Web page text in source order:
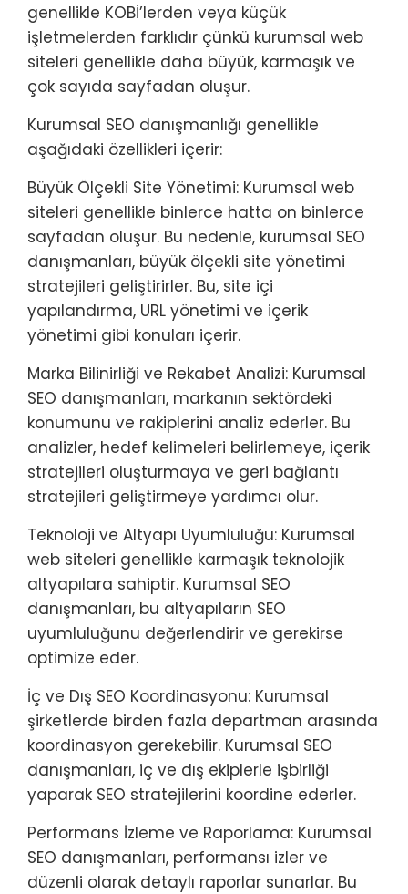
genellikle KOBİ’lerden veya küçük
işletmelerden farklıdır çünkü kurumsal web
siteleri genellikle daha büyük, karmaşık ve
çok sayıda sayfadan oluşur.
Kurumsal SEO danışmanlığı genellikle
aşağıdaki özellikleri içerir:
Büyük Ölçekli Site Yönetimi: Kurumsal web
siteleri genellikle binlerce hatta on binlerce
sayfadan oluşur. Bu nedenle, kurumsal SEO
danışmanları, büyük ölçekli site yönetimi
stratejileri geliştirirler. Bu, site içi
yapılandırma, URL yönetimi ve içerik
yönetimi gibi konuları içerir.
Marka Bilinirliği ve Rekabet Analizi: Kurumsal
SEO danışmanları, markanın sektördeki
konumunu ve rakiplerini analiz ederler. Bu
analizler, hedef kelimeleri belirlemeye, içerik
stratejileri oluşturmaya ve geri bağlantı
stratejileri geliştirmeye yardımcı olur.
Teknoloji ve Altyapı Uyumluluğu: Kurumsal
web siteleri genellikle karmaşık teknolojik
altyapılara sahiptir. Kurumsal SEO
danışmanları, bu altyapıların SEO
uyumluluğunu değerlendirir ve gerekirse
optimize eder.
İç ve Dış SEO Koordinasyonu: Kurumsal
şirketlerde birden fazla departman arasında
koordinasyon gerekebilir. Kurumsal SEO
danışmanları, iç ve dış ekiplerle işbirliği
yaparak SEO stratejilerini koordine ederler.
Performans İzleme ve Raporlama: Kurumsal
SEO danışmanları, performansı izler ve
düzenli olarak detaylı raporlar sunarlar. Bu